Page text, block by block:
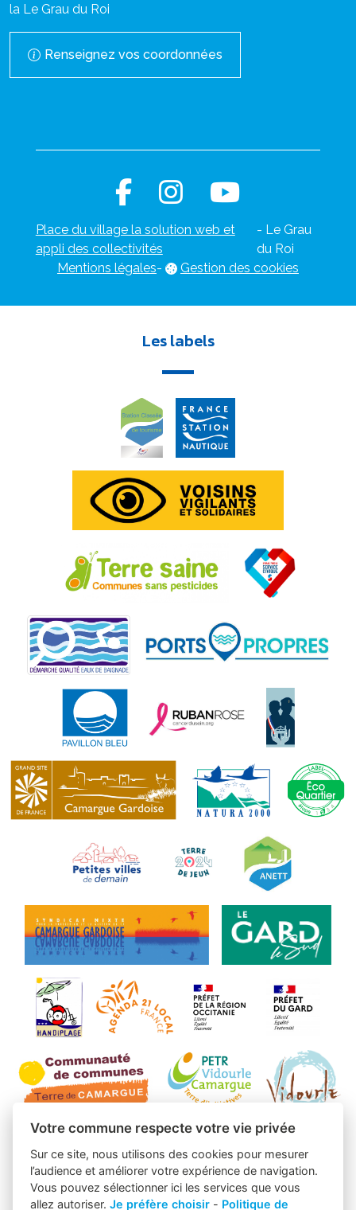
la Le Grau du Roi
Renseignez vos coordonnées
Place du village la solution web et
appli des collectivités
- Le Grau
du Roi
Mentions légales- Gestion des cookies
Les labels
Votre commune respecte votre vie privée
Sur ce site, nous utilisons des cookies pour mesurer
l’audience et améliorer votre expérience de navigation.
Vous pouvez sélectionner ici les services que vous
allez autoriser.Je préfère choisir - Politique de